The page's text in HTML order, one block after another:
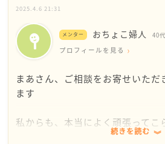
をつなぎとめているものってなん
私にとっての結婚は人生を共有す
ます。それは相手の人生も自分の
味をどこに見出すかは人それぞれ
自分にとって納得出来る結婚生活
分にとって必要ないものです。
2025.4.6 21:31
メンター おちょこ婦人 40代
プロフィールを見る
まあさん、ご相談をお寄せいただ
ます
私からも、本当によく頑張ってこ
続きを読む